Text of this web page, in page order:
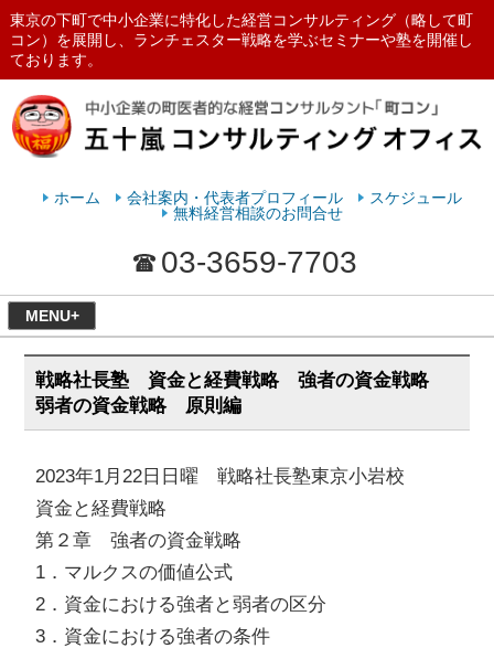
東京の下町で中小企業に特化した経営コンサルティング（略して町
コン）を展開し、ランチェスター戦略を学ぶセミナーや塾を開催し
ております。
ランチェスターの法則を学ぶなら
ホーム 会社案内・代表者プロフィール
スケジュール
無料経営相談のお問合せ
03-3659-7703
MENU+
戦略社長塾 資金と経費戦略 強者の資金戦略
弱者の資金戦略 原則編
2023年1月22日日曜 戦略社長塾東京小岩校
資金と経費戦略
第２章 強者の資金戦略
1．マルクスの価値公式
2．資金における強者と弱者の区分
3．資金における強者の条件